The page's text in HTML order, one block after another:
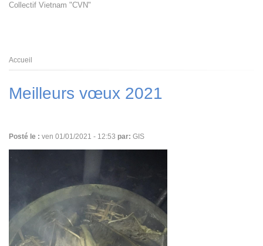
Collectif Vietnam "CVN"
Fil
Accueil
Meilleurs vœux 2021
Posté le : ven 01/01/2021 - 12:53 par: GIS